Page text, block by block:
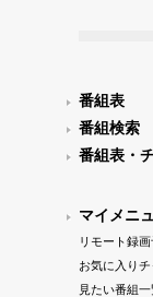
番組表
番組検索
番組表・
マイメニ
リモート録
お気に入り
見たい番組一